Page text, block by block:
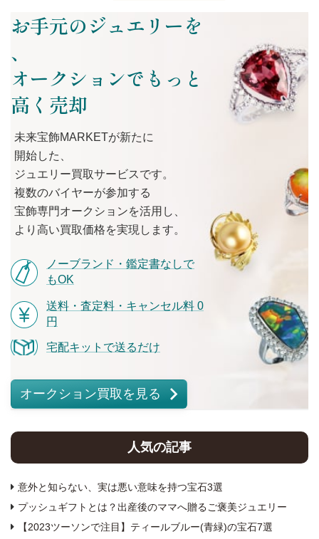
お手元のジュエリーを
、
オークションでもっと
高く売却
未来宝飾MARKETが新たに
開始した、
ジュエリー買取サービスです。
複数のバイヤーが参加する
宝飾専門オークションを活用し、
より 高い買取価格を実現します。
ノーブランド・鑑定書なしで
もOK
送料・査定料・キャンセル料 0
円
宅配キットで送るだけ
オークション買取を見る
人気の記事
意外と知らない、実は悪い意味を持つ宝石3選
プッシュギフトとは？出産後のママへ贈るご褒美ジュエリー
【2023ツーソンで注目】ティールブルー(青緑)の宝石7選